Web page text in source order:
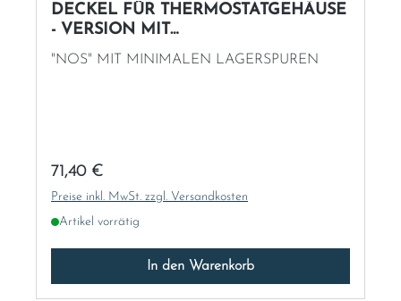
DECKEL FÜR THERMOSTATGEHÄUSE
- VERSION MIT
VERSCHLUSSSCHRAUBE
"NOS" MIT MINIMALEN LAGERSPUREN
Regulärer Preis:
71,40 €
Preise inkl. MwSt. zzgl. Versandkosten
Artikel vorrätig
In den Warenkorb